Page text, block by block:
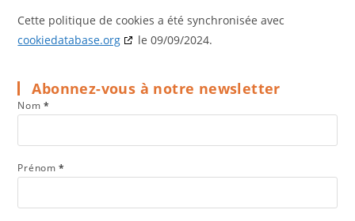
Cette politique de cookies a été synchronisée avec
cookiedatabase.org
le 09/09/2024.
Abonnez-vous à notre newsletter
Nom*
Prénom*